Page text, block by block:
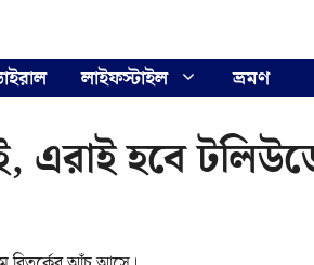
লাইফস্টাইল ভ্রমণ
এরাই হবে